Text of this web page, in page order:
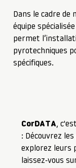
Dans le cadre de
équipe
permet
pyrotechniques
spécifiques.
CorDATA,
: Découvrez
explorez leurs
laissez-vous